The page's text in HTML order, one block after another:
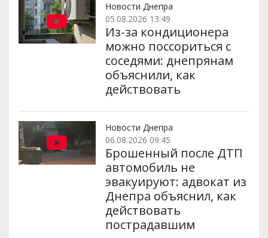
Новости Днепра
05.08.2026 13:49
Из-за кондиционера
можно поссориться с
соседями: днепрянам
объяснили, как
действовать
Новости Днепра
06.08.2026 09:45
Брошенный после ДТП
автомобиль не
эвакуируют: адвокат из
Днепра объяснил, как
действовать
пострадавшим